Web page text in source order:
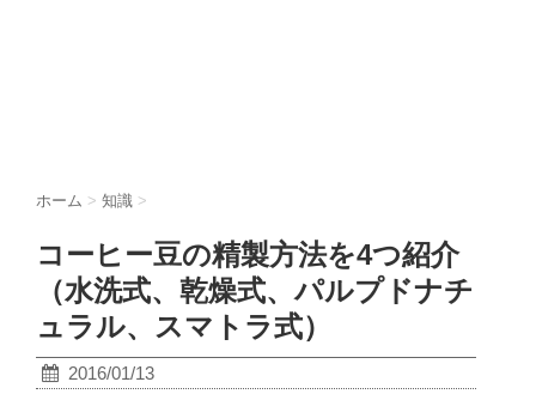
ホーム > 知識 >
コーヒー豆の精製方法を4つ紹介
（水洗式、乾燥式、パルプドナチ
ュラル、スマトラ式）
2016/01/13